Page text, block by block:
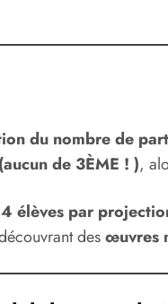
du nombre de
de 3ÈME ! ),
élèves par
desœuvres